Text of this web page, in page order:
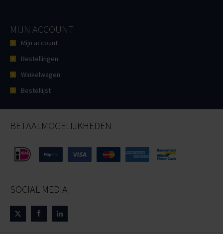
MIJN ACCOUNT
Mijn account
Bestellingen
Winkelwagen
Bestellijst
BETAALMOGELIJKHEDEN
SOCIAL MEDIA